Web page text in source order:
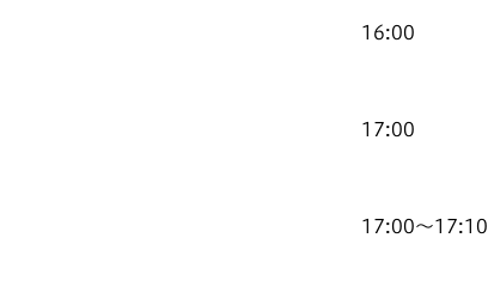
16:00
17:00
17:00〜17:10